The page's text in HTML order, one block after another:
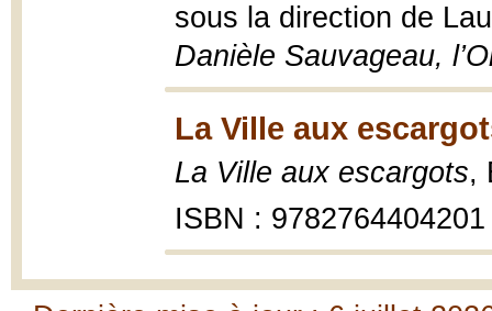
sous la direction de
Danièle Sauvageau,
La Ville aux
La Ville aux escargots,
ISBN : 9782764404201